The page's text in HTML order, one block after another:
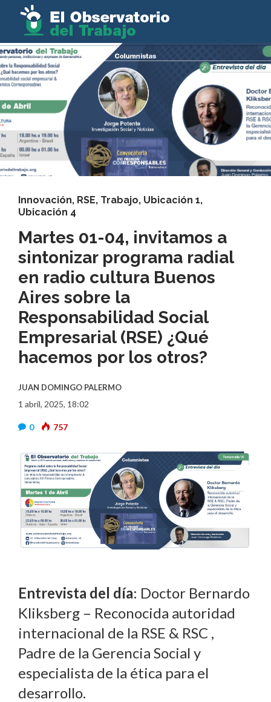
Innovación, RSE, Trabajo, Ubicación 1,
Ubicación 4
Martes 01-04, invitamos a
sintonizar programa radial
en radio cultura Buenos
Aires sobre la
Responsabilidad Social
Empresarial (RSE) ¿Qué
hacemos por los otros?
JUAN DOMINGO PALERMO
1 abril, 2025, 18:02
0 757
Entrevista del día: Doctor Bernardo
Kliksberg – Reconocida autoridad
internacional de la RSE & RSC ,
Padre de la Gerencia Social y
especialista de la ética para el
desarrollo.